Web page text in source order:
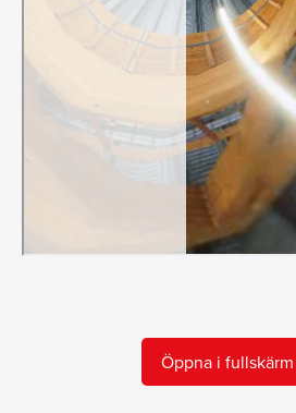
Öppna i fullskärm